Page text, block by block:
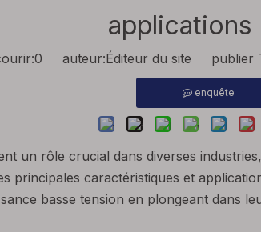
applications
0 auteur:Éditeur du site publier
enquête
un rôle crucial dans diverses
principales caractéristiques et
basse tension en plongeant dans